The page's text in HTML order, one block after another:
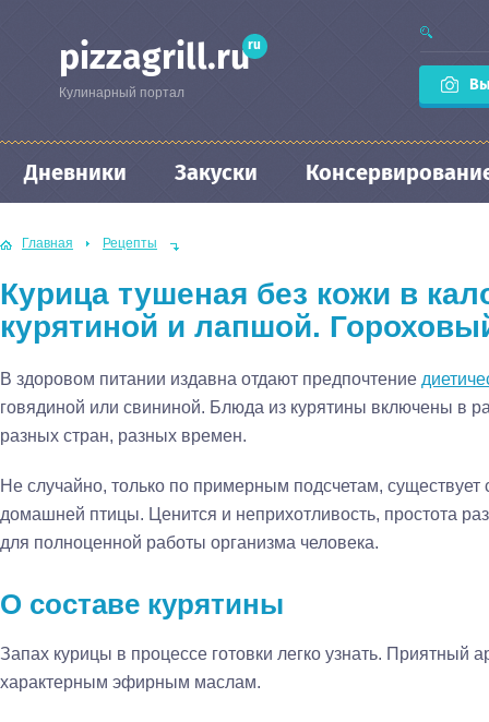
pizzagrill.ruru
Кулинарный портал
Дневники Закуски
Главная Рецепты
Курица тушеная без кожи в
курятиной и лапшой.
В здоровом питании издавна отдают предпочтение
говядиной или свининой. Блюда из курятины включены в
разных стран, разных времен.
Не случайно, только по примерным подсчетам,
домашней птицы. Ценится и неприхотливость, простота
для полноценной работы организма человека.
О составе курятины
Запах курицы в процессе готовки легко узнать. Приятный
характерным эфирным маслам.